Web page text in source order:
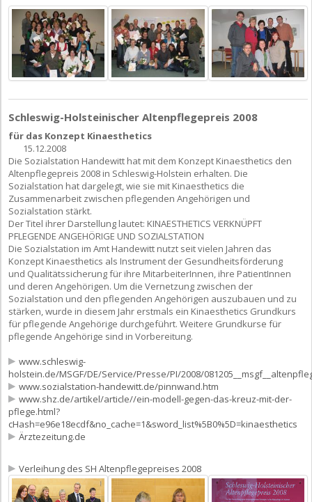
Schleswig-Holsteinischer Altenpflegepreis 2008
für das Konzept Kinaesthetics
15.12.2008
Die Sozialstation Handewitt hat mit dem Konzept Kinaesthetics den
Altenpflegepreis 2008 in Schleswig-Holstein erhalten. Die
Sozialstation hat dargelegt, wie sie mit Kinaesthetics die
Zusammenarbeit zwischen pflegenden Angehörigen und
Sozialstation stärkt.
Der Titel ihrer Darstellung lautet: KINAESTHETICS VERKNÜPFT
PFLEGENDE ANGEHÖRIGE UND SOZIALSTATION
Die Sozialstation im Amt Handewitt nutzt seit vielen Jahren das
Konzept Kinaesthetics als Instrument der Gesundheitsförderung
und Qualitätssicherung für ihre MitarbeiterInnen, ihre PatientInnen
und deren Angehörigen. Um die Vernetzung zwischen der
Sozialstation und den pflegenden Angehörigen auszubauen und zu
stärken, wurde in diesem Jahr erstmals ein Kinaesthetics Grundkurs
für pflegende Angehörige durchgeführt. Weitere Grundkurse für
pflegende Angehörige sind in Vorbereitung.
www.schleswig-
holstein.de/MSGF/DE/Service/Presse/PI/2008/
www.sozialstation-handewitt.de/pinnwand.htm
www.shz.de/artikel/article//ein-modell-gegen-das-kreuz-mit-der-
pflege.html?
cHash=e96e18ecdf&no_cache=1&sword_list%5B0%5D=kinaesthetics
Ärztezeitung.de
Verleihung des SH Altenpflegepreises 2008